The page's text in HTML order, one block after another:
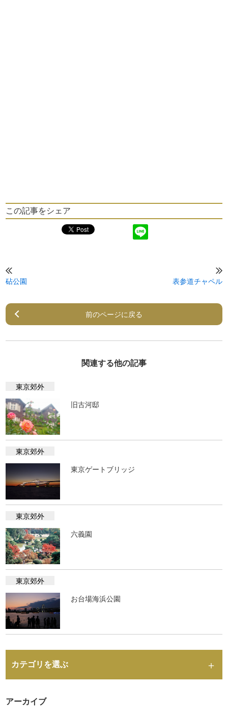
この記事をシェア
砧公園 表参道チャペル
前のページに戻る
関連する他の記事
東京郊外
旧古河邸
東京郊外
東京ゲートブリッジ
東京郊外
六義園
東京郊外
お台場海浜公園
カテゴリを選ぶ
アーカイブ